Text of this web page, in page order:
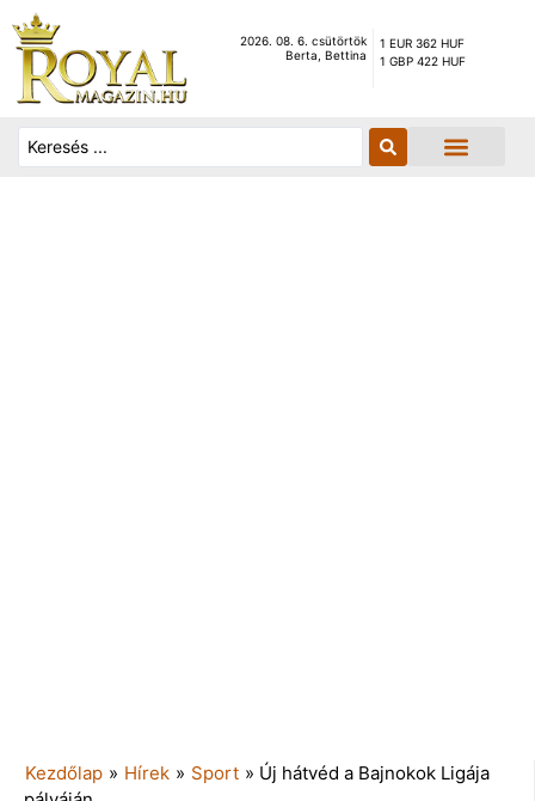
2026. 08. 6. csütörtök
Berta, Bettina
1 EUR 362 HUF
1 GBP 422 HUF
Kezdőlap » Hírek » Sport » Új hátvéd a Bajnokok Ligája